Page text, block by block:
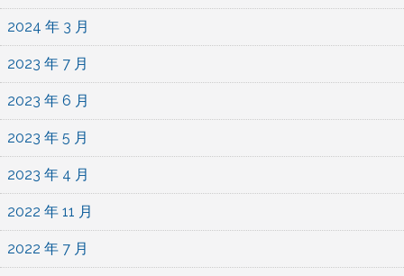
2024 年 3 月
2023 年 7 月
2023 年 6 月
2023 年 5 月
2023 年 4 月
2022 年 11 月
2022 年 7 月